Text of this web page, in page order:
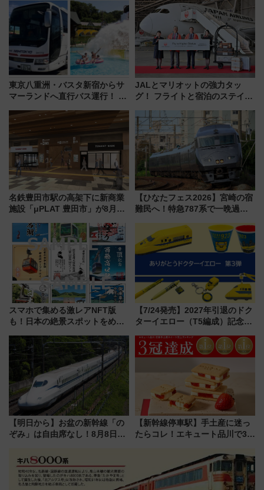
東京八重洲・バスタ新宿からサ
マーランドへ直行バス運行！ お
推し活を楽しもう！（2026年
8/1～31）
JALとマリオットの強力タッ
グ！ フライトと宿泊のステイタ
上級会員資格を効率よく獲得す
る方法を解説
名鉄豊田市駅の高架下に新商業
施設「μPLAT 豊田市」が8月26
たな玄関口へ
【ひなたフェス2026】宮崎の宿
難民へ！特急787系で一晩過ご
ローおひさま」が救世主に？
スマホで集める激レアNFT版
も！日本の絶景スポットをめぐ
ん)」企画がスタート
【7/24発売】2027年引退のドク
ターイエロー（T5編成）記念グ
送の目覚まし時計など通販・販
売店舗まとめ
【明日から】お盆の新幹線「の
ぞみ」は自由席なし！8月8日午
せば空きが見つかることも 混
雑避ける「空席」探しのコツ
【新幹線停車駅】手土産に迷っ
たらコレ！エキュート品川で3年
産スイーツとは？